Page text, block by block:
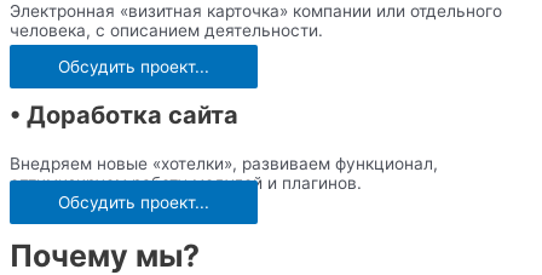
Электронная «визитная карточка» компании или отдельного
человека, с описанием деятельности.
Обсудить проект...
• Доработка сайта
Внедряем новые «хотелки», развиваем функционал,
оптимизируем работу модулей и плагинов.
Обсудить проект...
Почему мы?